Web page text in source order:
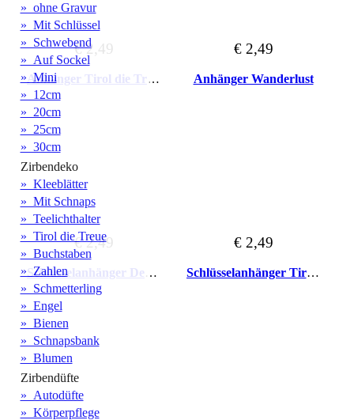
» ohne Gravur
» Mit Schlüssel
» Schwebend
» Auf Sockel
» Mini
» 12cm
» 20cm
» 25cm
» 30cm
Zirbendeko
» Kleeblätter
» Mit Schnaps
» Teelichthalter
» Tirol die Treue
» Buchstaben
» Zahlen
» Schmetterling
» Engel
» Bienen
» Schnapsbank
» Blumen
Zirbendüfte
» Autodüfte
» Körperpflege
€ 2,49 € 2,49
Anhänger Tirol die Treue
€ 2,49
Anhänger Wanderlust
€ 2,49
Schlüsselanhänger Dem Land Tirol die Treue Schlüsselanhänger Tiroler Adler